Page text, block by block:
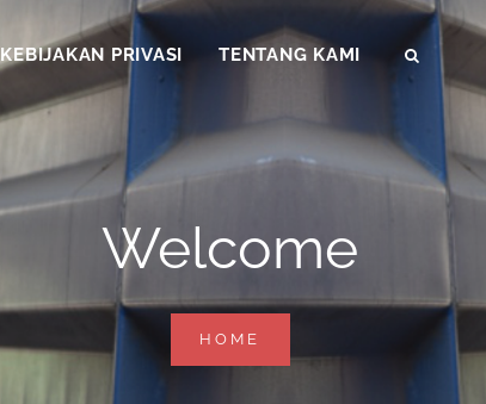
KEBIJAKAN PRIVASI TENTANG KAMI
Welcome
HOME